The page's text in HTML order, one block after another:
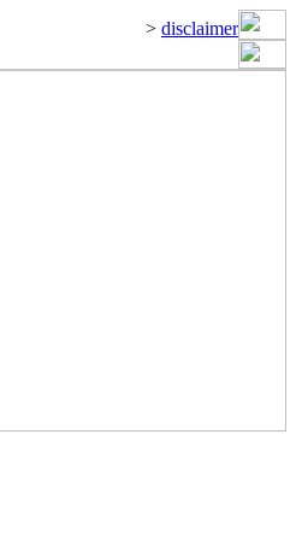
> disclaimer